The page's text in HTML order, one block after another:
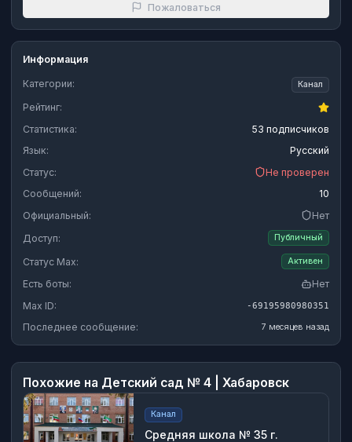
Пожаловаться
Информация
Категории: Канал
Рейтинг:
Статистика:
53 подписчиков
Язык:
Русский
Статус:
Не проверен
Сообщений:
10
Официальный:
Нет
Доступ:
Публичный
Статус Max: Активен
Есть боты:
Нет
Max ID:
-69195980980351
Последнее сообщение: 7 месяцев назад
Похожие на Детский сад № 4 | Хабаровск
Канал
Средняя школа № 35 г.